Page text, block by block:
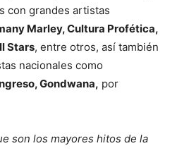
con grandes artistas
Marley, Cultura Profética,
Stars, entre otros, así también
nacionales como
Gondwana, por
son los mayores hitos de la